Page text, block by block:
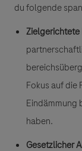
du folgende
Zielgerichtete
Fokus auf die
Eindämmung
haben.
Gesetzlicher